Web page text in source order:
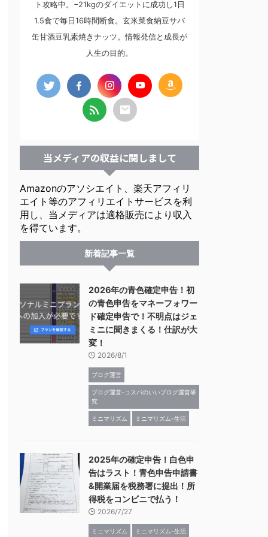
ト攻略中。−21kgのダイエットに成功し1日
1.5食で毎日16時間断食。玄米菜食納豆サバ
缶甘酒豆乳素焼きナッツ。情報発信と成長が
人生の目的。
当メディアの収益に関しまして
Amazonのアソシエイト、楽天アフィリ
エイト等のアフィリエイトサービスを利
用し、当メディアは適格販売により収入
を得ています。
新着記事一覧
2026年の青色確定申告！初
の青色申告をマネーフォワー
ド確定申告で！不明点はジェ
ミニに聞きまくる！仕訳が大
変！
2026/8/1
ブログ運営
ブログ運営-コスパのいいブログ運営研
究
ミニマリズム ミニマリズム-生活
2025年の確定申告！白色申
告はラスト！青色申告申請書
&開業届を税務署に提出！所
得税をコンビニで払う！
2026/7/27
ミニマリズム ミニマリズム-生活